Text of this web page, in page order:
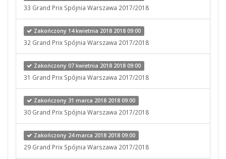
33 Grand Prix Spójnia Warszawa 2017/2018
Zakończony 14 kwietnia 2018 2018 09:00
32 Grand Prix Spójnia Warszawa 2017/2018
Zakończony 07 kwietnia 2018 2018 09:00
31 Grand Prix Spójnia Warszawa 2017/2018
Zakończony 31 marca 2018 2018 09:00
30 Grand Prix Spójnia Warszawa 2017/2018
Zakończony 24 marca 2018 2018 09:00
29 Grand Prix Spójnia Warszawa 2017/2018